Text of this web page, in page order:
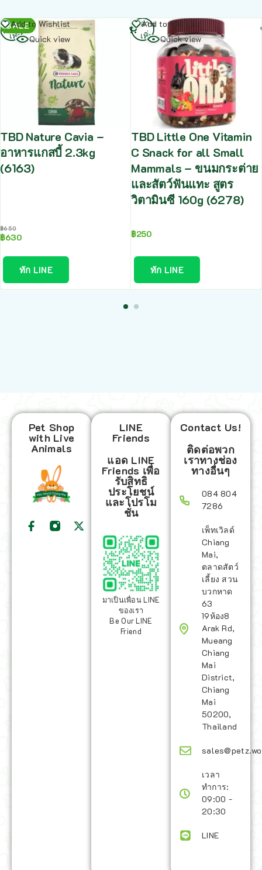
SALE
Add to Wishlist
Quick view
TBD Nature Cavia –
อาหารแกสบี้ 2.3kg
(6163)
฿650
฿630
ทัก LINE
อ่าน
เพิ่ม
Add to Wishlist
Quick view
TBD Little One Vitamin
C Snack for all Small
Mammals – ขนมกระต่าย
และสัตว์ฟันแทะ สูตร
วิตามินซี 160g (6278)
฿250
ทัก LINE
อ่าน
เพิ่ม
Pet Shop
with Live
Animals
LINE
Friends
แอด LINE
Friends เพื่อ
รับสิทธิ
ประโยชน์
และโปรโม
ชั่น
มาเป็นเพื่อน LINE
ของเรา
Be Our LINE
Friend
Contact Us!
ติดต่อพวก
เราทางช่อง
ทางอื่นๆ
084 804
7286
เพ็ทเวิลด์
Chiang
Mai,
ตลาดสัตว์
เลี้ยง สวน
บวกหาด
63
19ห้อง8
Arak Rd,
Mueang
Chiang
Mai
District,
Chiang
Mai
50200,
Thailand
เวลา
ทำการ:
09:00 -
20:30
LINE